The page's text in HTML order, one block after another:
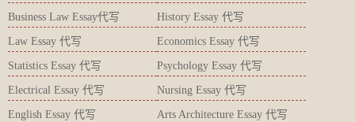
Business Law Essay代写 History Essay 代写
Law Essay 代写 Economics Essay 代写
Statistics Essay 代写 Psychology Essay 代写
Electrical Essay 代写 Nursing Essay 代写
English Essay 代写 Arts Architecture Essay 代写